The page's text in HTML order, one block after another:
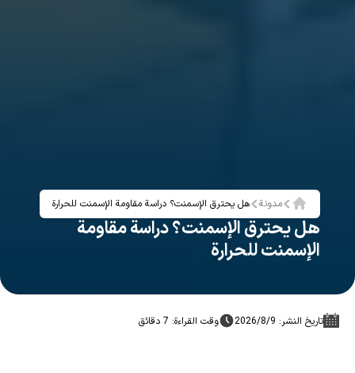
الرئيسية
مدونة هل يحترق الإسمنت؟ دراسة مقاومة الإسمنت للحرارة
هل يحترق الإسمنت؟ دراسة مقاومة
الإسمنت للحرارة
تاريخ النشر: 9‏/8‏/2026 وقت القراءة: 7 دقائق